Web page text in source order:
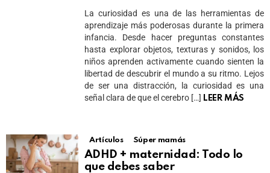
La curiosidad es una de las herramientas de
aprendizaje más poderosas durante la primera
infancia. Desde hacer preguntas constantes
hasta explorar objetos, texturas y sonidos, los
niños aprenden activamente cuando sienten la
libertad de descubrir el mundo a su ritmo. Lejos
de ser una distracción, la curiosidad es una
señal clara de que el cerebro […] LEER MÁS
Artículos Súper mamás
ADHD + maternidad: Todo lo
que debes saber